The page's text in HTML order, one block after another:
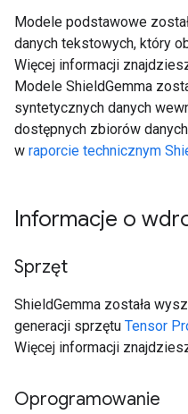
Modele podstawowe
danych tekstowych, który
Więcej informacji
Modele ShieldGemma
syntetycznych danych
dostępnych zbiorów
w raporcie technicznym
Informacje o
Sprzęt
ShieldGemma została
generacji sprzętu Tensor
Więcej informacji
Oprogramowanie